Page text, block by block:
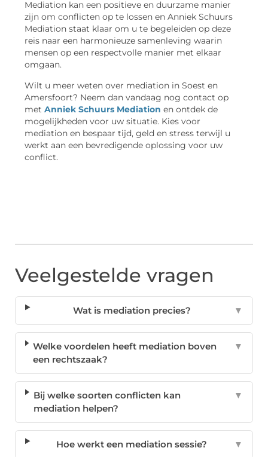
Mediation kan een positieve en duurzame manier
zijn om conflicten op te lossen en Anniek Schuurs
Mediation staat klaar om u te begeleiden op deze
reis naar een harmonieuze samenleving waarin
mensen op een respectvolle manier met elkaar
omgaan.
Wilt u meer weten over mediation in Soest en
Amersfoort? Neem dan vandaag nog contact op
met Anniek Schuurs Mediation en ontdek de
mogelijkheden voor uw situatie. Kies voor
mediation en bespaar tijd, geld en stress terwijl u
werkt aan een bevredigende oplossing voor uw
conflict.
Veelgestelde vragen
Wat is mediation precies? ▼
Welke voordelen heeft mediation boven
een rechtszaak?
▼
Bij welke soorten conflicten kan
mediation helpen?
▼
Hoe werkt een mediation sessie? ▼